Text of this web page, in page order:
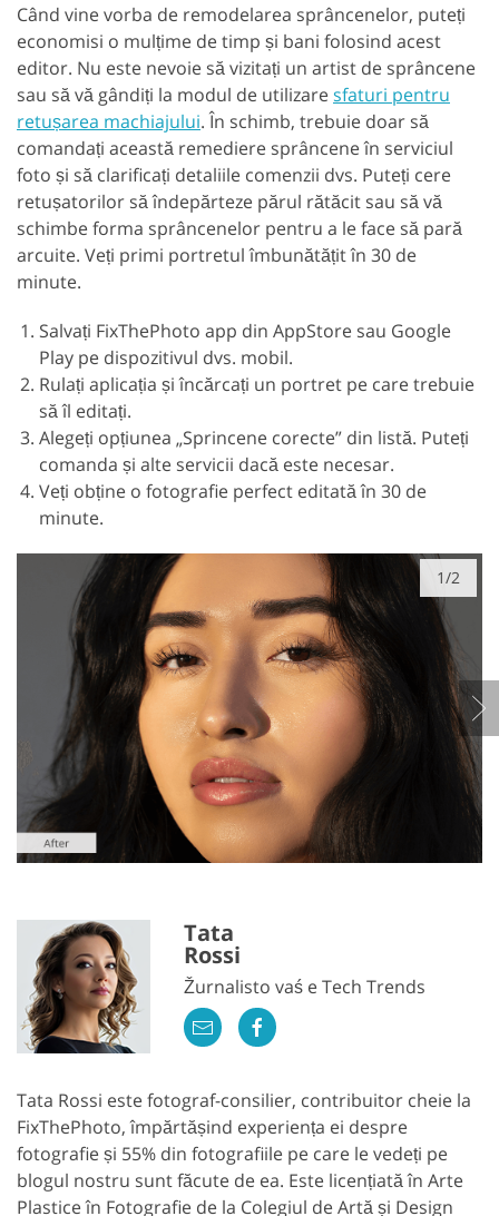
Când vine vorba de remodelarea sprâncenelor, puteți
economisi o mulțime de timp și bani folosind acest
editor. Nu este nevoie să vizitați un artist de sprâncene
sau să vă gândiți la modul de utilizaresfaturi pentru
retușarea machiajului. În schimb, trebuie doar să
comandați această remediere sprâncene în serviciul
foto și să clarificați detaliile comenzii dvs. Puteți cere
retușatorilor să îndepărteze părul rătăcit sau să vă
schimbe forma sprâncenelor pentru a le face să pară
arcuite. Veți primi portretul îmbunătățit în 30 de
minute.
Salvați FixThePhoto app din AppStore sau Google
Play pe dispozitivul dvs. mobil.
Rulați aplicația și încărcați un portret pe care trebuie
să îl editați.
Alegeți opțiunea „Sprincene corecte” din listă. Puteți
comanda și alte servicii dacă este necesar.
Veți obține o fotografie perfect editată în 30 de
minute.
1/2
Tata
Rossi
Žurnalisto vaś e Tech Trends
Tata Rossi este fotograf-consilier, contribuitor cheie la
FixThePhoto, împărtășind experiența ei despre
fotografie și 55% din fotografiile pe care le vedeți pe
blogul nostru sunt făcute de ea. Este licențiată în Arte
Plastice în Fotografie de la Colegiul de Artă și Design